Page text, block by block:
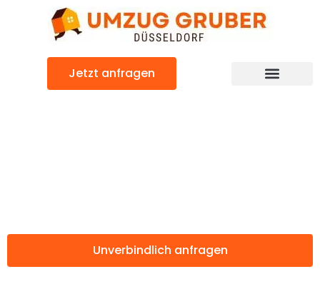
Jetzt anfragen
Unverbindlich anfragen